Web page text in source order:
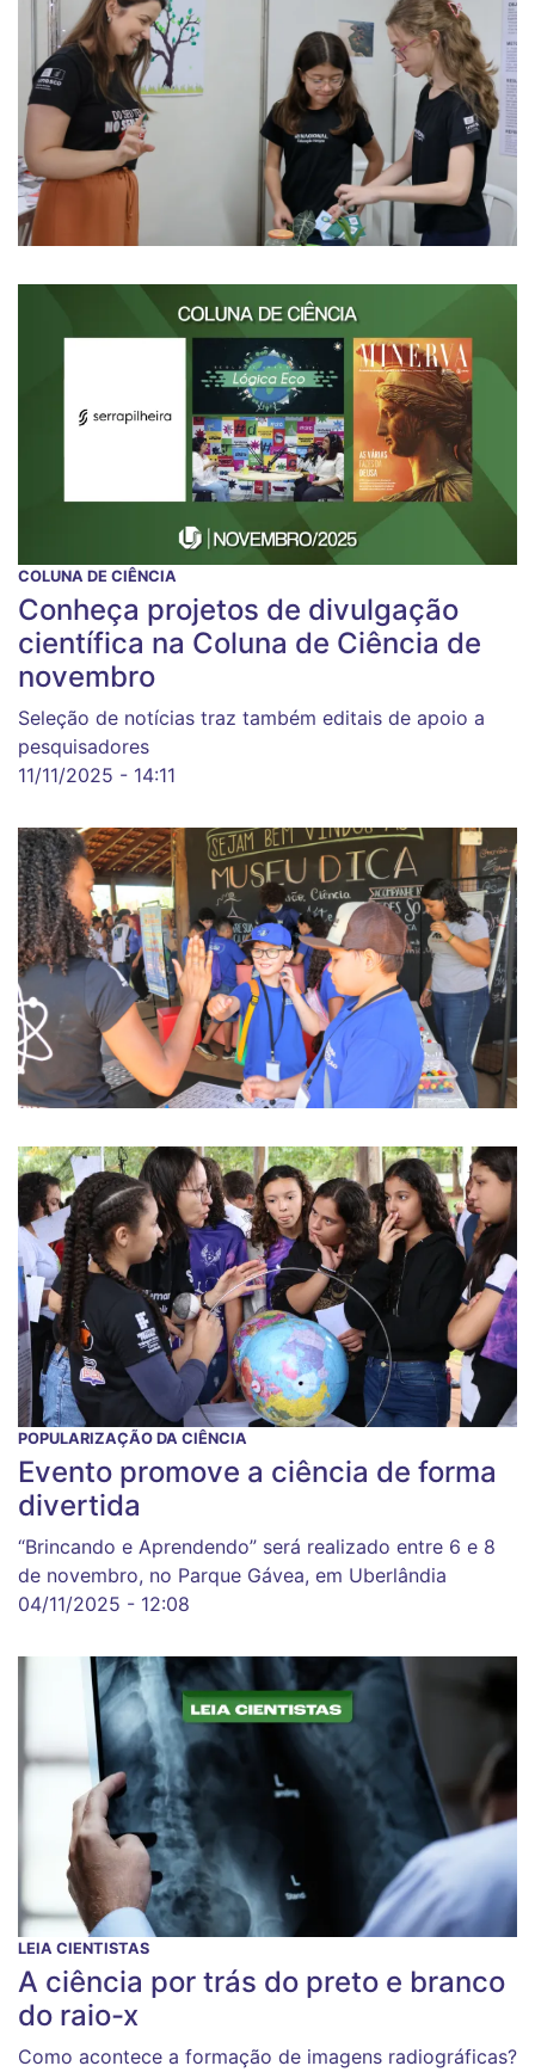
COLUNA DE CIÊNCIA
Conheça projetos de divulgação
científica na Coluna de Ciência de
novembro
Seleção de notícias traz também editais de apoio a
pesquisadores
11/11/2025 - 14:11
POPULARIZAÇÃO DA CIÊNCIA
Evento promove a ciência de forma
divertida
“Brincando e Aprendendo” será realizado entre 6 e 8
de novembro, no Parque Gávea, em Uberlândia
04/11/2025 - 12:08
LEIA CIENTISTAS
A ciência por trás do preto e branco
do raio-x
Como acontece a formação de imagens radiográficas?